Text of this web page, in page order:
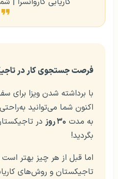
فرصت جستجوی کار در
با برداشته شدن ویزا برای
اکنون شما می‌توانید
به مدت ۳۰ روز
در
بگردید!
اما قبل از هر چیز بهتر است
تاجیکستان و روش‌های